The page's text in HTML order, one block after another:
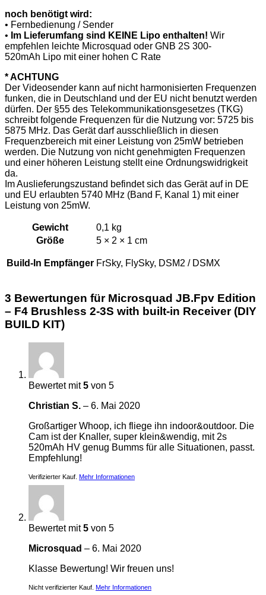
noch benötigt wird:
• Fernbedienung / Sender
• Im Lieferumfang sind KEINE Lipo enthalten! Wir
empfehlen leichte Microsquad oder GNB 2S 300-
520mAh Lipo mit einer hohen C Rate
* ACHTUNG
Der Videosender kann auf nicht harmonisierten Frequenzen
funken, die in Deutschland und der EU nicht benutzt werden
dürfen. Der §55 des Telekommunikationsgesetzes (TKG)
schreibt folgende Frequenzen für die Nutzung vor: 5725 bis
5875 MHz. Das Gerät darf ausschließlich in diesen
Frequenzbereich mit einer Leistung von 25mW betrieben
werden. Die Nutzung von nicht genehmigten Frequenzen
und einer höheren Leistung stellt eine Ordnungswidrigkeit
da.
Im Auslieferungszustand befindet sich das Gerät auf in DE
und EU erlaubten 5740 MHz (Band F, Kanal 1) mit einer
Leistung von 25mW.
Gewicht
0,1 kg
Größe
5 × 2 × 1 cm
Build-In Empfänger FrSky, FlySky, DSM2 / DSMX
3 Bewertungen für Microsquad JB.Fpv Edition
– F4 Brushless 2-3S with built-in Receiver (DIY
BUILD KIT)
Bewertet mit5 von 5
Christian S. – 6. Mai 2020
Großartiger Whoop, ich fliege ihn indoor&outdoor. Die
Cam ist der Knaller, super klein&wendig, mit 2s
520mAh HV genug Bumms für alle Situationen, passt.
Empfehlung!
Verifizierter Kauf. Mehr Informationen
Bewertet mit5 von 5
Microsquad – 6. Mai 2020
Klasse Bewertung! Wir freuen uns!
Nicht verifizierter Kauf. Mehr Informationen